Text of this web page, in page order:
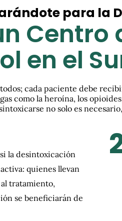
para la
en el
cada paciente debe
como la heroína, los
no solo es
la desintoxicación
quienes llevan
tratamiento,
se beneficiarán de